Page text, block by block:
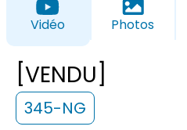
Vidéo Photos
[VENDU]
345-NG